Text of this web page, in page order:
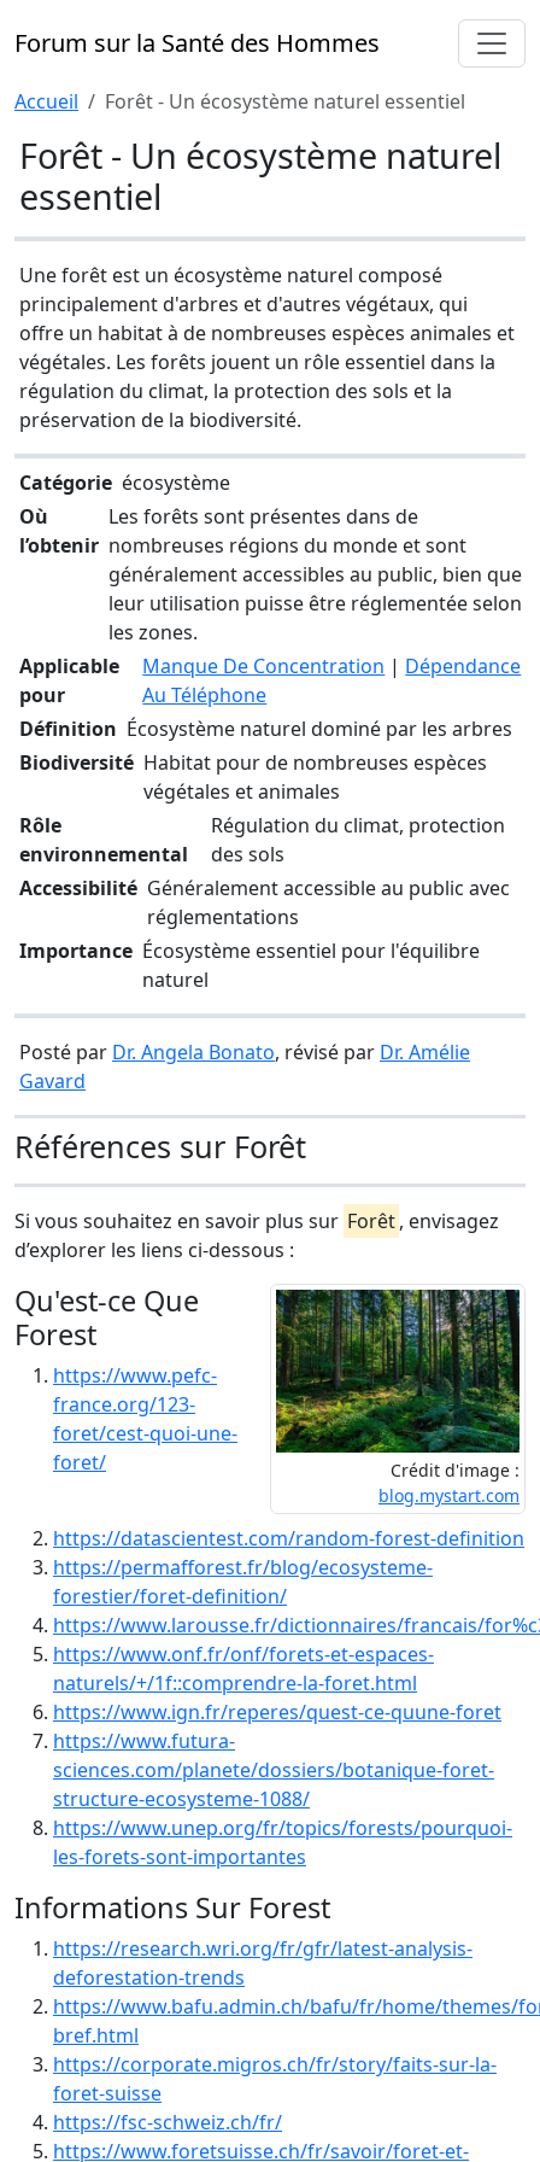
Forum sur la Santé des Hommes
Accueil Forêt - Un écosystème naturel essentiel
Forêt - Un écosystème naturel
essentiel
Une forêt est un écosystème naturel composé
principalement d'arbres et d'autres végétaux, qui
offre un habitat à de nombreuses espèces animales et
végétales. Les forêts jouent un rôle essentiel dans la
régulation du climat, la protection des sols et la
préservation de la biodiversité.
Catégorie écosystème
Où
l’obtenir
Les forêts sont présentes dans de
nombreuses régions du monde et sont
généralement accessibles au public, bien que
leur utilisation puisse être réglementée selon
les zones.
Applicable
pour
Manque De Concentration | Dépendance
Au Téléphone
Définition Écosystème naturel dominé par les arbres
Biodiversité Habitat pour de nombreuses espèces
végétales et animales
Rôle
environnemental
Régulation du climat, protection
des sols
Accessibilité Généralement accessible au public avec
réglementations
Importance Écosystème essentiel pour l'équilibre
naturel
Posté par Dr. Angela Bonato, révisé par Dr. Amélie
Gavard
Références sur Forêt
Si vous souhaitez en savoir plus sur Forêt, envisagez
d’explorer les liens ci-dessous :
Crédit d'image :
blog.mystart.com
Qu'est-ce Que
Forest
https://www.pefc-
france.org/123-
foret/cest-quoi-une-
foret/
https://datascientest.com/random-forest-definition
https://permafforest.fr/blog/ecosysteme-
forestier/foret-definition/
https://www.larousse.fr/dictionnaires/francais/
https://www.onf.fr/onf/forets-et-espaces-
naturels/+/1f::comprendre-la-foret.html
https://www.ign.fr/reperes/quest-ce-quune-foret
https://www.futura-
sciences.com/planete/dossiers/botanique-foret-
structure-ecosysteme-1088/
https://www.unep.org/fr/topics/forests/pourquoi-
les-forets-sont-importantes
Informations Sur Forest
https://research.wri.org/fr/gfr/latest-analysis-
deforestation-trends
https://www.bafu.admin.ch/bafu/fr/home/themes/
bref.html
https://corporate.migros.ch/fr/story/faits-sur-la-
foret-suisse
https://fsc-schweiz.ch/fr/
https://www.foretsuisse.ch/fr/savoir/foret-et-